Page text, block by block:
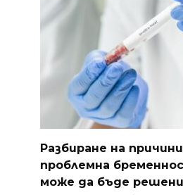
Разбиране на
проблемна
може да бъде